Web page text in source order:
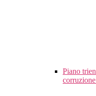
Piano